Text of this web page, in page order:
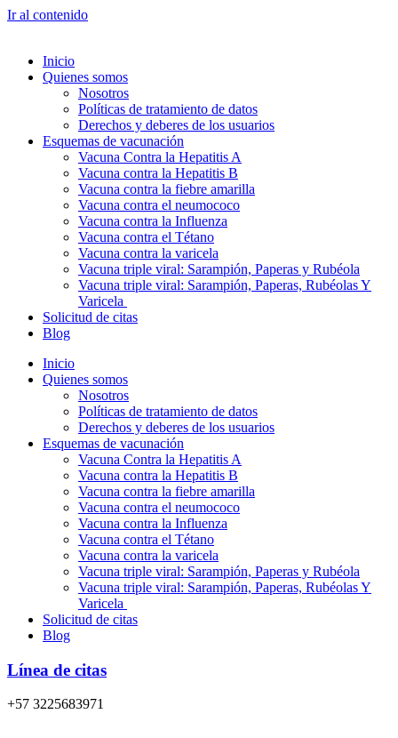
Ir al contenido
Inicio
Quienes somos
Nosotros
Políticas de tratamiento de datos
Derechos y deberes de los usuarios
Esquemas de vacunación
Vacuna Contra la Hepatitis A
Vacuna contra la Hepatitis B
Vacuna contra la fiebre amarilla
Vacuna contra el neumococo
Vacuna contra la Influenza
Vacuna contra el Tétano
Vacuna contra la varicela
Vacuna triple viral: Sarampión, Paperas y Rubéola
Vacuna triple viral: Sarampión, Paperas, Rubéolas Y
Varicela
Solicitud de citas
Blog
Inicio
Quienes somos
Nosotros
Políticas de tratamiento de datos
Derechos y deberes de los usuarios
Esquemas de vacunación
Vacuna Contra la Hepatitis A
Vacuna contra la Hepatitis B
Vacuna contra la fiebre amarilla
Vacuna contra el neumococo
Vacuna contra la Influenza
Vacuna contra el Tétano
Vacuna contra la varicela
Vacuna triple viral: Sarampión, Paperas y Rubéola
Vacuna triple viral: Sarampión, Paperas, Rubéolas Y
Varicela
Solicitud de citas
Blog
Línea de citas
+57 3225683971